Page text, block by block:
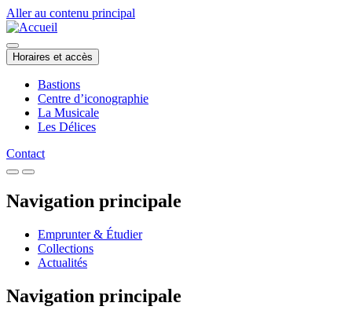
Aller au contenu principal
Horaires et accès
Bastions
Centre d’iconographie
La Musicale
Les Délices
Contact
Navigation principale
Emprunter & Étudier
Collections
Actualités
Navigation principale